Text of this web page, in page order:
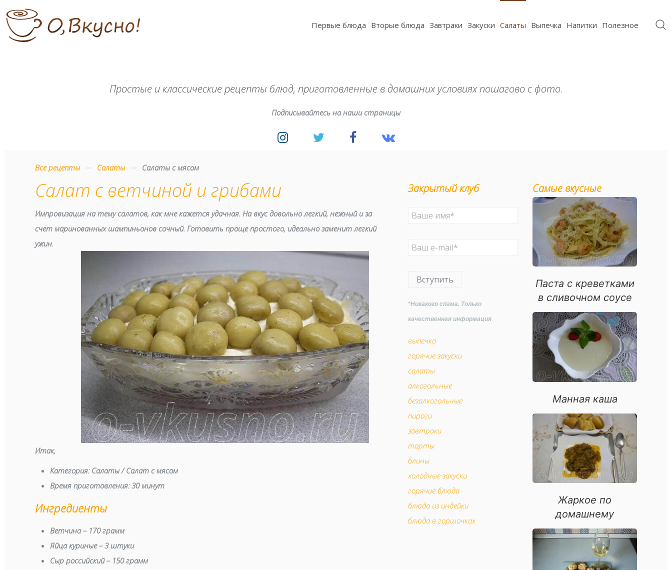
Первые блюда Вторые блюда Завтраки Закуски Салаты Выпечка Напитки Полезное
Простые и классические рецепты блюд, приготовленные в домашних условиях пошагово с фото.
Подписывайтесь на наши страницы
Все рецепты Салаты Салаты с мясом
Салат с ветчиной и грибами
Импровизация на тему салатов, как мне кажется удачная. На вкус довольно легкий, нежный и за
счет маринованных шампиньонов сочный. Готовить проще простого, идеально заменит легкий
ужин.
Итак,
Категория: Салаты / Салат с мясом
Время приготовления:30 минут
Ингредиенты
Ветчина – 170 грамм
Яйца куриные – 3 штуки
Сыр российский – 150 грамм
Закрытый клуб
Вступить
*Никакого спама. Только
качественная информация
выпечка
горячие закуски
салаты
алкогольные
безалкогольные
пироги
завтраки
торты
блины
холодные закуски
горячие блюда
блюда из индейки
блюда в горшочках
Самые вкусные
Паста с креветками
в сливочном соусе
Манная каша
Жаркое по
домашнему